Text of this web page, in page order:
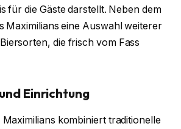
für die Gäste darstellt. Neben dem
Maximilians eine Auswahl weiterer
die frisch vom Fass
Einrichtung
Maximilians kombiniert traditionelle